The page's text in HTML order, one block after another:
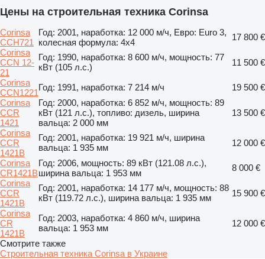
Цены на строительная техника Corinsa
Corinsa
CCH721
Год: 2001, наработка: 12 000 м/ч, Евро: Euro 3,
колесная формула: 4x4
17 800 €
Corinsa
CCN 12-
21
Год: 1990, наработка: 8 600 м/ч, мощность: 77
кВт (105 л.с.)
11 500 €
Corinsa
CCN1221
Год: 1991, наработка: 7 214 м/ч
19 500 €
Corinsa
CCR
1421
Год: 2000, наработка: 6 852 м/ч, мощность: 89
кВт (121 л.с.), топливо: дизель, ширина
вальца: 2 000 мм
13 500 €
Corinsa
CCR
1421B
Год: 2001, наработка: 19 921 м/ч, ширина
вальца: 1 935 мм
12 000 €
Corinsa
CR1421B
Год: 2006, мощность: 89 кВт (121.08 л.с.),
ширина вальца: 1 953 мм
8 000 €
Corinsa
CCR
1421B
Год: 2001, наработка: 14 177 м/ч, мощность: 88
кВт (119.72 л.с.), ширина вальца: 1 935 мм
15 900 €
Corinsa
CR
1421B
Год: 2003, наработка: 4 860 м/ч, ширина
вальца: 1 953 мм
12 000 €
Смотрите также
Строительная техника Corinsa в Украине